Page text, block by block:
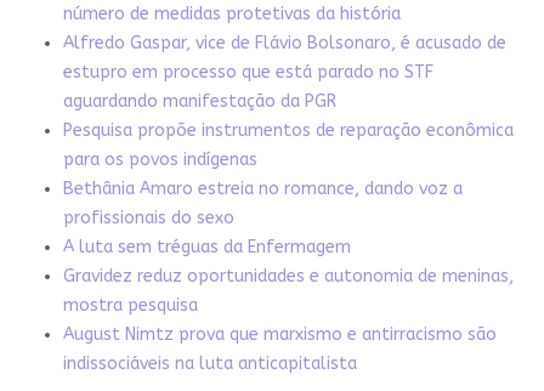
número de medidas protetivas da história
Alfredo Gaspar, vice de Flávio Bolsonaro, é acusado de
estupro em processo que está parado no STF
aguardando manifestação da PGR
Pesquisa propõe instrumentos de reparação econômica
para os povos indígenas
Bethânia Amaro estreia no romance, dando voz a
profissionais do sexo
A luta sem tréguas da Enfermagem
Gravidez reduz oportunidades e autonomia de meninas,
mostra pesquisa
August Nimtz prova que marxismo e antirracismo são
indissociáveis na luta anticapitalista